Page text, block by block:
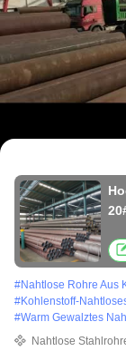
#Nahtlose Rohre Aus
#Kohlenstoff-
#Warm Gewalztes
Nahtlose